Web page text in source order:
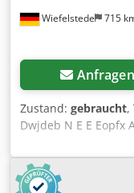
Wiefelstede 715
Anfragen
Zustand: gebraucht,
Dwjdeb N E E Eopfx
Replaces: C4096A -